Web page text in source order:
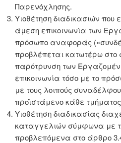
Παρενόχλησης.
Υιοθέτηση διαδικασιών που
άμεση επικοινωνία των
πρόσωπο αναφοράς
προβλέπεται κατωτέρω στο
παρότρυνση των
επικοινωνία τόσο με το
με τους λοιπούς
προϊστάμενο κάθε
Υιοθέτηση διαδικασίας
καταγγελιών σύμφωνα με
προβλεπόμενα στο άρθρο